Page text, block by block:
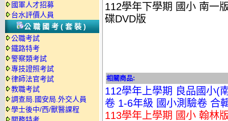
國軍人才招募
台水評價人員
公職國考(套裝)
公職考試
鐵路特考
警察類考試
專技證照考試
律師法官考試
教職考試
調查局.國安局.外交人員
學士後中/西/獸醫課程
112學年下學期 國小 南一
碟DVD版
相關商品:
112學年上學期 良品國小(
卷 1-6年級 國小測驗卷 合
113學年上學期 國小 翰林